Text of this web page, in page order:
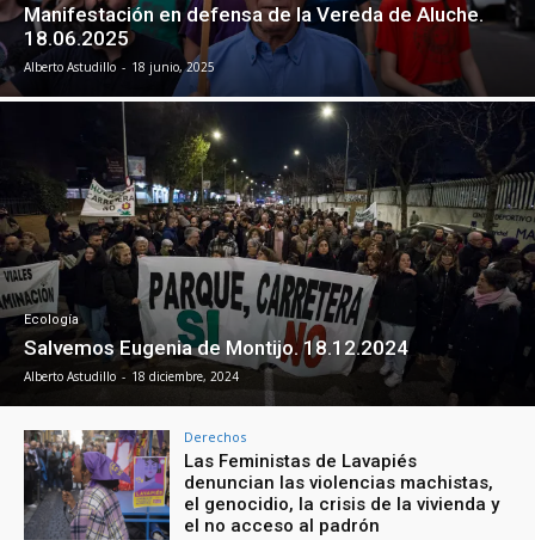
Manifestación en defensa de la Vereda de Aluche.
18.06.2025
Alberto Astudillo - 18 junio, 2025
Ecología
Salvemos Eugenia de Montijo. 18.12.2024
Alberto Astudillo - 18 diciembre, 2024
Derechos
Las Feministas de Lavapiés
denuncian las violencias machistas,
el genocidio, la crisis de la vivienda y
el no acceso al padrón